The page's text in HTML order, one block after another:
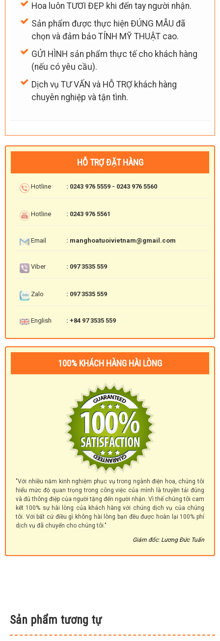
Hoa luôn TƯƠI ĐẸP khi đến tay người nhận.
Sản phẩm được thực hiện ĐÚNG MẪU đã
chọn và đảm bảo TÍNH MỸ THUẬT cao.
GỬI HÌNH sản phẩm thực tế cho khách hàng
(nếu có yêu cầu).
Dịch vụ TƯ VẤN và HỖ TRỢ khách hàng
chuyên nghiệp và tận tình.
HỖ TRỢ ĐẶT HÀNG
Hotline : 0243 976 5559 - 0243 976 5560
Hotline : 0243 976 5561
Email : manghoatuoivietnam@gmail.com
Viber : 097 3535 559
Zalo : 097 3535 559
English : +84 97 3535 559
100% KHÁCH HÀNG HÀI LÒNG
"Với nhiều năm kinh nghiệm phục vụ trong ngành điện hoa, chúng tôi
hiểu mức độ quan trọng trong công việc của mình là truyền tải đúng
và đủ thông điệp của người tặng đến người nhận. Vì thế chúng tôi cam
kết 100% sự hài lòng của khách hàng với chúng dịch vụ của chúng
tôi. Với bất cứ điều gì không hài lòng bạn đều được hoàn lại 100% phí
dịch vụ đã chuyển cho chúng tôi."
Giám đốc: Lương Đức Tuấn
Sản phẩm tương tự